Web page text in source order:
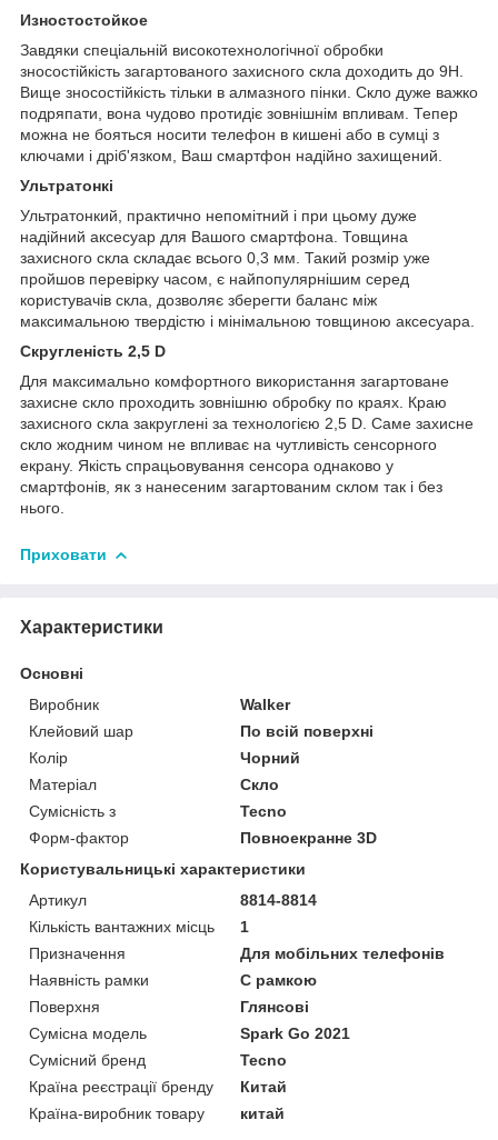
Изностостойкое
Завдяки спеціальній високотехнологічної обробки
зносостійкість загартованого захисного скла доходить до 9H.
Вище зносостійкість тільки в алмазного пінки. Скло дуже важко
подряпати, вона чудово протидіє зовнішнім впливам. Тепер
можна не бояться носити телефон в кишені або в сумці з
ключами і дріб'язком, Ваш смартфон надійно захищений.
Ультратонкі
Ультратонкий, практично непомітний і при цьому дуже
надійний аксесуар для Вашого смартфона. Товщина
захисного скла складає всього 0,3 мм. Такий розмір уже
пройшов перевірку часом, є найпопулярнішим серед
користувачів скла, дозволяє зберегти баланс між
максимальною твердістю і мінімальною товщиною аксесуара.
Скругленість 2,5 D
Для максимально комфортного використання загартоване
захисне скло проходить зовнішню обробку по краях. Краю
захисного скла закруглені за технологією 2,5 D. Саме захисне
скло жодним чином не впливає на чутливість сенсорного
екрану. Якість спрацьовування сенсора однаково у
смартфонів, як з нанесеним загартованим склом так і без
нього.
Приховати
Характеристики
Основні
Виробник
Walker
Клейовий шар
По всій поверхні
Колір
Чорний
Матеріал
Скло
Сумісність з
Tecno
Форм-фактор
Повноекранне 3D
Користувальницькі характеристики
Артикул
8814-8814
Кількість вантажних місць
1
Призначення
Для мобільних телефонів
Наявність рамки
C рамкою
Поверхня
Глянсові
Сумісна модель
Spark Go 2021
Сумісний бренд
Tecno
Країна реєстрації бренду
Китай
Країна-виробник товару
китай